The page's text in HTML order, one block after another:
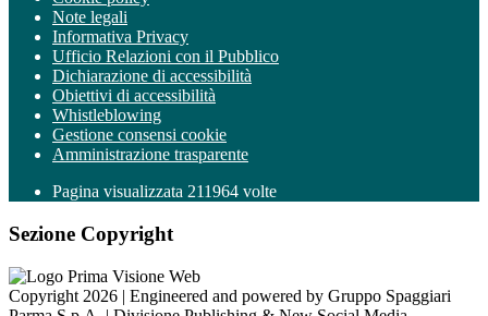
Note legali
Informativa Privacy
Ufficio Relazioni con il Pubblico
Dichiarazione di accessibilità
Obiettivi di accessibilità
Whistleblowing
Gestione consensi cookie
Amministrazione trasparente
Pagina visualizzata 211964 volte
Sezione Copyright
Copyright 2026 | Engineered and powered by Gruppo Spaggiari